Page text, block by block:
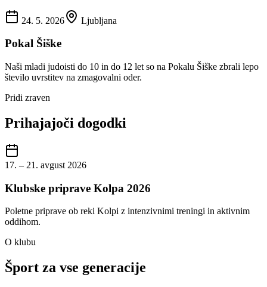
24. 5. 2026 Ljubljana
Pokal Šiške
Naši mladi judoisti do 10 in do 12 let so na Pokalu Šiške zbrali lepo
število uvrstitev na zmagovalni oder.
Pridi zraven
Prihajajoči dogodki
17. – 21. avgust 2026
Klubske priprave Kolpa 2026
Poletne priprave ob reki Kolpi z intenzivnimi treningi in aktivnim
oddihom.
O klubu
Šport za vse generacije